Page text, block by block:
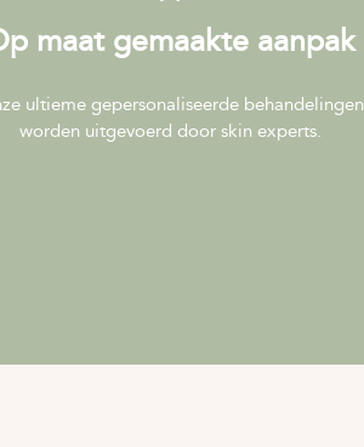
maat gemaakte aanpak
ultieme gepersonaliseerde behandelingen
worden uitgevoerd door skin experts.